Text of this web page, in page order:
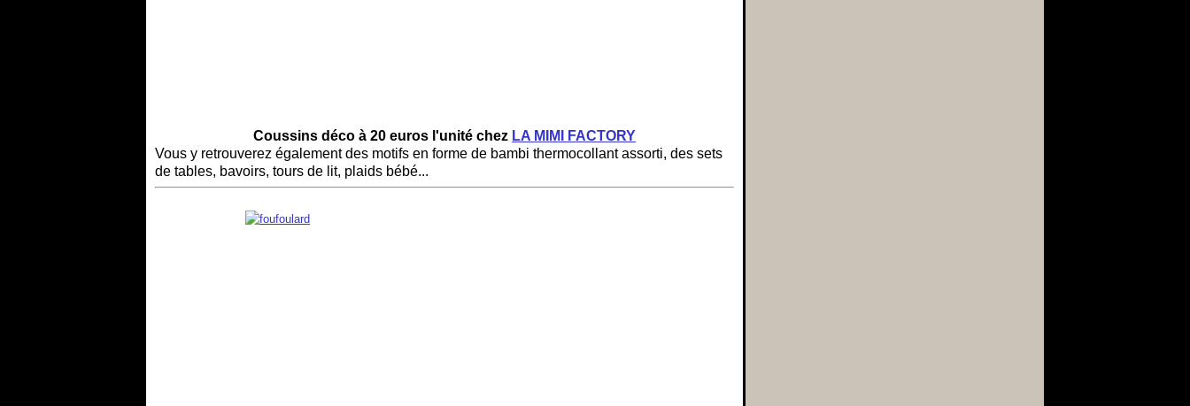
Coussins déco à 20 euros l'unité chez LA MIMI FACTORY
Vous y retrouverez également des motifs en forme de bambi thermocollant assorti, des sets
de tables, bavoirs, tours de lit, plaids bébé...